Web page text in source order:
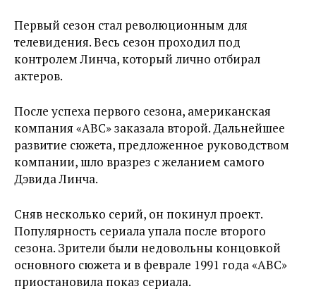
Первый сезон стал революционным для
телевидения. Весь сезон проходил под
контролем Линча, который лично отбирал
актеров.
После успеха первого сезона, американская
компания «ABC» заказала второй. Дальнейшее
развитие сюжета, предложенное руководством
компании, шло вразрез с желанием самого
Дэвида Линча.
Сняв несколько серий, он покинул проект.
Популярность сериала упала после второго
сезона. Зрители были недовольны концовкой
основного сюжета и в феврале 1991 года «ABC»
приостановила показ сериала.